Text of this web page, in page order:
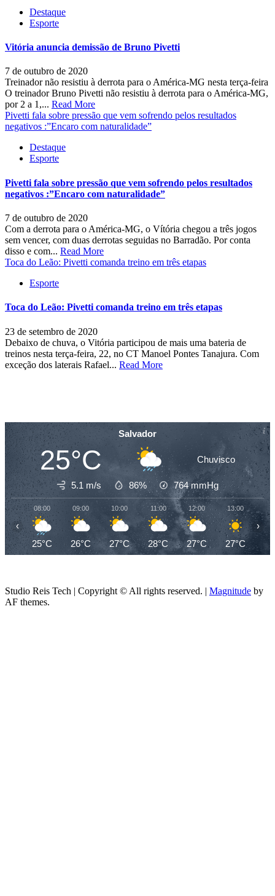
Destaque
Esporte
Vitória anuncia demissão de Bruno Pivetti
7 de outubro de 2020
Treinador não resistiu à derrota para o América-MG nesta terça-feira
O treinador Bruno Pivetti não resistiu à derrota para o América-MG,
por 2 a 1,... Read More
Pivetti fala sobre pressão que vem sofrendo pelos resultados
negativos :”Encaro com naturalidade”
Destaque
Esporte
Pivetti fala sobre pressão que vem sofrendo pelos resultados
negativos :”Encaro com naturalidade”
7 de outubro de 2020
Com a derrota para o América-MG, o Vítória chegou a três jogos
sem vencer, com duas derrotas seguidas no Barradão. Por conta
disso e com... Read More
Toca do Leão: Pivetti comanda treino em três etapas
Esporte
Toca do Leão: Pivetti comanda treino em três etapas
23 de setembro de 2020
Debaixo de chuva, o Vitória participou de mais uma bateria de
treinos nesta terça-feira, 22, no CT Manoel Pontes Tanajura. Com
exceção dos laterais Rafael... Read More
Salvador
25°C Chuvisco
5.1 m/s 86% 764mmHg
08:00
25°C
09:00
26°C
10:00
27°C
11:00
28°C
12:00
27°C
13:00
27°C
‹ ›
Studio Reis Tech | Copyright © All rights reserved. | Magnitude by
AF themes.